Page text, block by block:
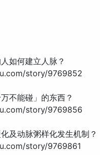
如何建立人脉？
story/9769852
不能碰」的东西？
story/9769856
及动脉粥样化发生机制？
story/9769861